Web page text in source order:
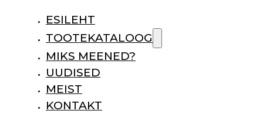
ESILEHT
TOOTEKATALOOG
MIKS MEENED?
UUDISED
MEIST
KONTAKT